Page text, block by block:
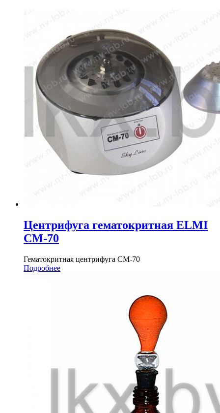
Центрифуга гематокритная ELMI
СМ-70
Гематокритная центрифуга СМ-70
Подробнее